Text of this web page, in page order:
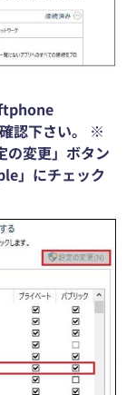
認下さい。 ※
の変更」ボタン
」にチェック